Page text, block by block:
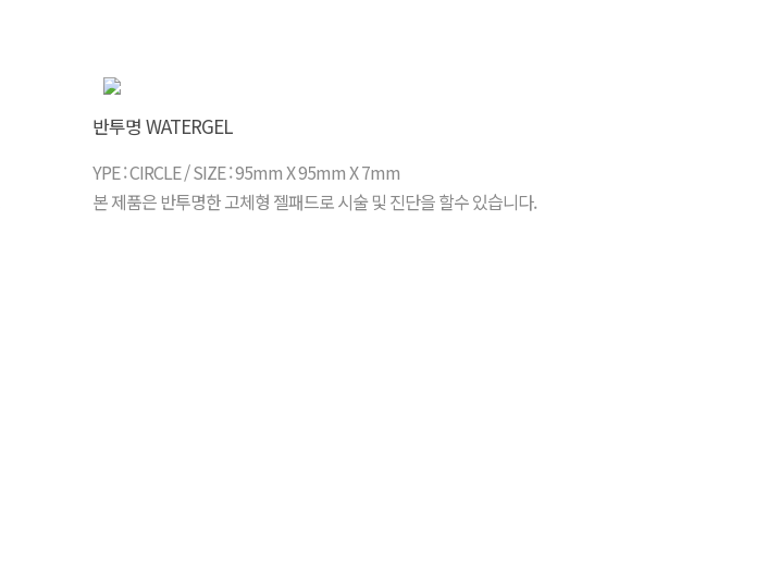
반투명 WATERGEL
YPE : CIRCLE / SIZE : 95mm X 95mm X 7mm
본 제품은 반투명한 고체형 젤패드로 시술 및 진단을 할수 있습니다.